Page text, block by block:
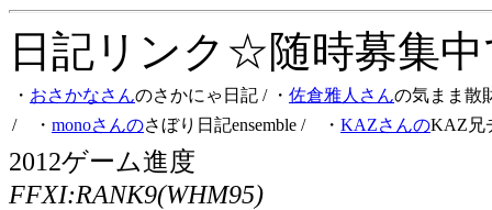
日記リンク☆随時募集
・ おさかなさんのさかにゃ日記 / ・ 佐倉雅人さんの気まま散
/ ・ monoさんのさぼり日記ensemble / ・ KAZさんのKAZ兄
2012ゲーム進度
FFXI:RANK9(WHM95)